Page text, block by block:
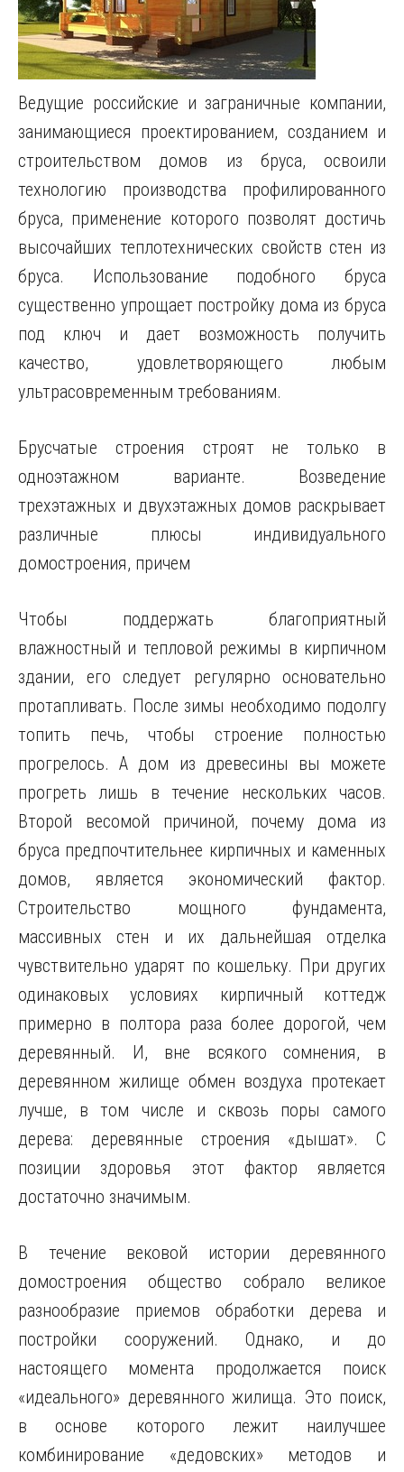
Ведущие российские и заграничные компании,
занимающиеся проектированием, созданием и
строительством домов из бруса, освоили
технологию производства профилированного
бруса, применение которого позволят достичь
высочайших теплотехнических свойств стен из
бруса. Использование подобного бруса
существенно упрощает постройку дома из бруса
под ключ и дает возможность получить
качество, удовлетворяющего любым
ультрасовременным требованиям.
Брусчатые строения строят не только в
одноэтажном варианте. Возведение
трехэтажных и двухэтажных домов раскрывает
различные плюсы индивидуального
домостроения, причем
Чтобы поддержать благоприятный
влажностный и тепловой режимы в кирпичном
здании, его следует регулярно основательно
протапливать. После зимы необходимо подолгу
топить печь, чтобы строение полностью
прогрелось. А дом из древесины вы можете
прогреть лишь в течение нескольких часов.
Второй весомой причиной, почему дома из
бруса предпочтительнее кирпичных и каменных
домов, является экономический фактор.
Строительство мощного фундамента,
массивных стен и их дальнейшая отделка
чувствительно ударят по кошельку. При других
одинаковых условиях кирпичный коттедж
примерно в полтора раза более дорогой, чем
деревянный. И, вне всякого сомнения, в
деревянном жилище обмен воздуха протекает
лучше, в том числе и сквозь поры самого
дерева: деревянные строения «дышат». С
позиции здоровья этот фактор является
достаточно значимым.
В течение вековой истории деревянного
домостроения общество собрало великое
разнообразие приемов обработки дерева и
постройки сооружений. Однако, и до
настоящего момента продолжается поиск
«идеального» деревянного жилища. Это поиск,
в основе которого лежит наилучшее
комбинирование «дедовских» методов и